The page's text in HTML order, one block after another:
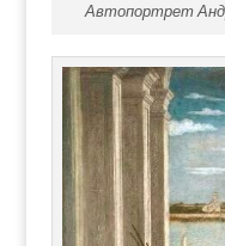
Автопортрет